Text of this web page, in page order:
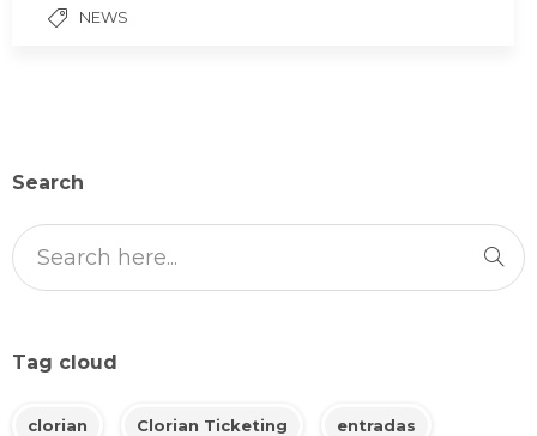
NEWS
Search
Tag cloud
clorian Clorian Ticketing entradas